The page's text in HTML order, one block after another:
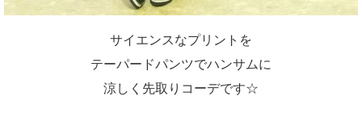
サイエンスなプリントを
テーパードパンツでハンサムに
涼しく先取りコーデです☆